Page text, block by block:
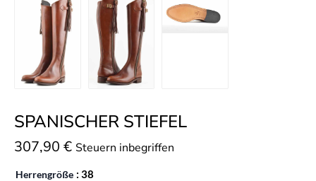
SPANISCHER STIEFEL
307,90 € Steuern inbegriffen
Herrengröße : 38